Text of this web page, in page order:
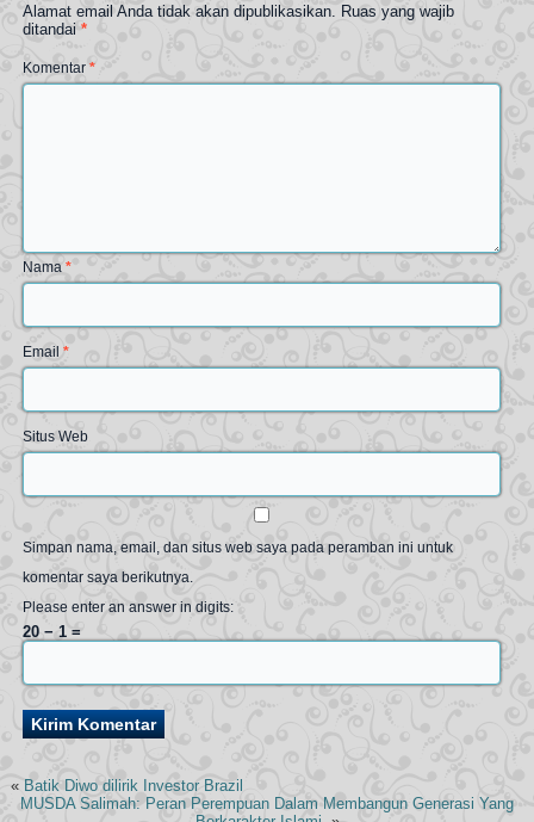
Alamat email Anda tidak akan dipublikasikan. Ruas yang wajib
ditandai*
Komentar*
Nama*
Email*
Situs Web
Simpan nama, email, dan situs web saya pada peramban ini untuk
komentar saya berikutnya.
Please enter an answer in digits:
20 − 1 =
« Batik Diwo dilirik Investor Brazil
MUSDA Salimah: Peran Perempuan Dalam Membangun Generasi Yang